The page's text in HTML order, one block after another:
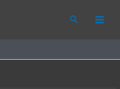
Search